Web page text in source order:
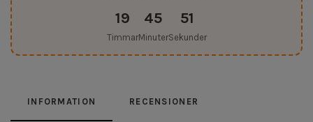
19
Timmar
45
Minuter
50
Sekunder
INFORMATION RECENSIONER